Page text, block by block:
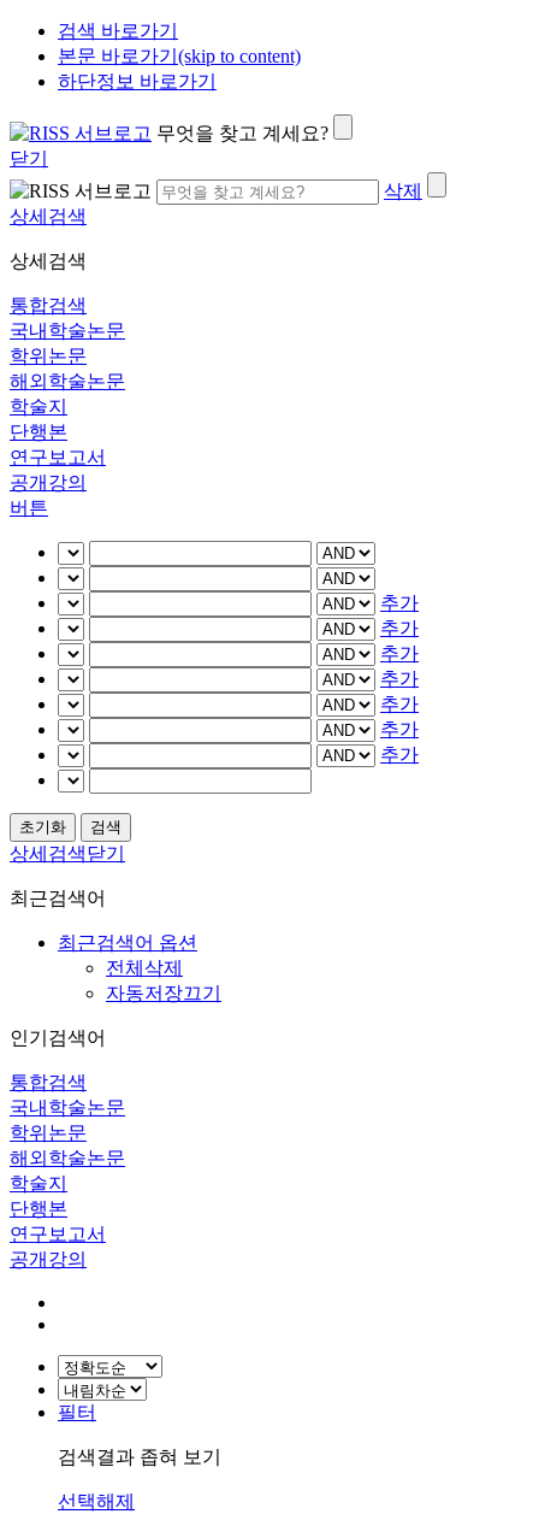
검색 바로가기
본문 바로가기(skip to content)
하단정보 바로가기
무엇을 찾고 계세요?
닫기
삭제
상세검색
상세검색
통합검색
국내학술논문
학위논문
해외학술논문
학술지
단행본
연구보고서
공개강의
버튼
추가
추가
추가
추가
추가
추가
추가
상세검색닫기
최근검색어
최근검색어 옵션
전체삭제
자동저장끄기
인기검색어
통합검색
국내학술논문
학위논문
해외학술논문
학술지
단행본
연구보고서
공개강의
필터
검색결과 좁혀 보기
선택해제